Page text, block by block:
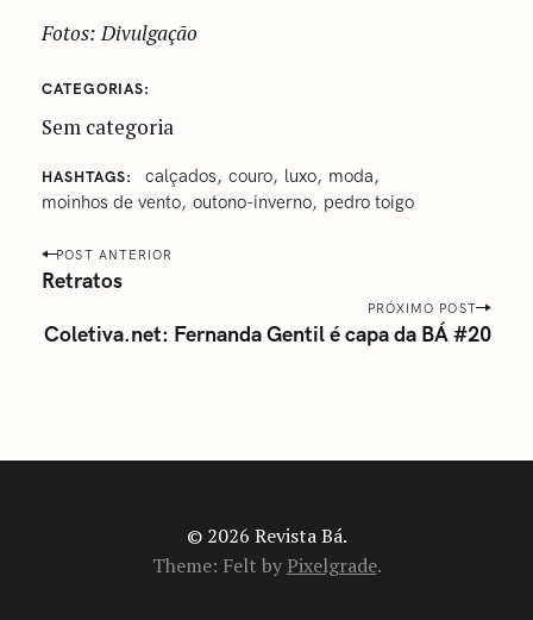
Fotos: Divulgação
CATEGORIAS
Sem categoria
HASHTAGS ‎calçados ‎couro ‎luxo‬
‎moda‬
‎moinhos de vento ‎outono-inverno pedro toigo
P
o
t
POST ANTERIOR
Retratos
PRÓXIMO POST
Coletiva.net: Fernanda Gentil é capa da BÁ #20
© 2026 Revista Bá.
Theme: Felt by Pixelgrade.